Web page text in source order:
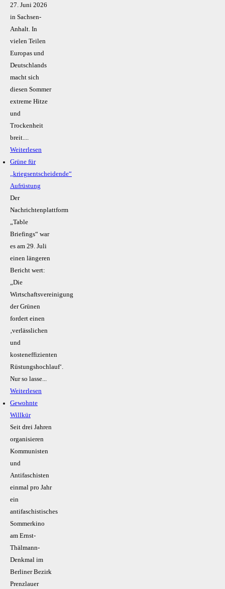
27. Juni 2026
in Sachsen-
Anhalt. In
vielen Teilen
Europas und
Deutschlands
macht sich
diesen Sommer
extreme Hitze
und
Trockenheit
breit....
Weiterlesen
Grüne für
„kriegsentscheidende“
Aufrüstung
Der
Nachrichtenplattform
„Table
Briefings“ war
es am 29. Juli
einen längeren
Bericht wert:
„Die
Wirtschaftsvereinigung
der Grünen
fordert einen
‚verlässlichen
und
kosteneffizienten
Rüstungshochlauf‘.
Nur so lasse...
Weiterlesen
Gewohnte
Willkür
Seit drei Jahren
organisieren
Kommunisten
und
Antifaschisten
einmal pro Jahr
ein
antifaschistisches
Sommerkino
am Ernst-
Thälmann-
Denkmal im
Berliner Bezirk
Prenzlauer